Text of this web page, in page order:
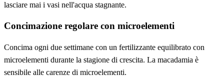
lasciare mai i vasi nell'acqua stagnante.
Concimazione regolare con microelementi
Concima ogni due settimane con un fertilizzante equilibrato con
microelementi durante la stagione di crescita. La macadamia è
sensibile alle carenze di microelementi.